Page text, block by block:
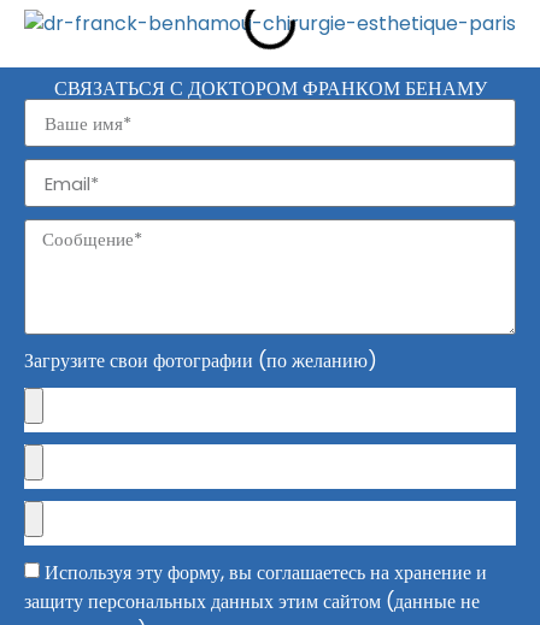
СВЯЗАТЬСЯ С ДОКТОРОМ ФРАНКОМ БЕНАМУ
Загрузите свои фотографии (по желанию)
Используя эту форму, вы соглашаетесь на хранение и
защиту персональных данных этим сайтом (данные не